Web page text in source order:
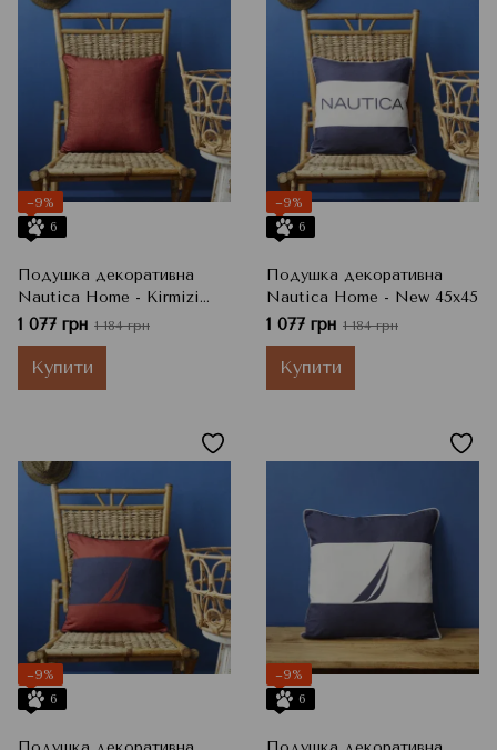
−9%
6
Подушка декоративна
Nautica Home - Kirmizi
червоний 45x45
1 077 грн 1 184 грн
Купити
−9%
6
Подушка декоративна
Nautica Home - New 45x45
1 077 грн 1 184 грн
Купити
−9%
6
−9%
6